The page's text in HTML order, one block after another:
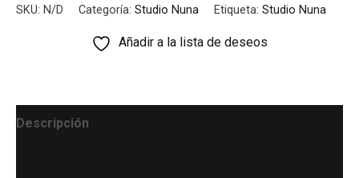
SKU: N/D Categoría: Studio Nuna Etiqueta: Studio Nuna
Añadir a la lista de deseos
Descripción